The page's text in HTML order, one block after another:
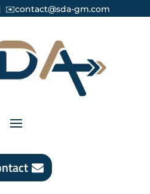
✉️contact@sda-gm.com